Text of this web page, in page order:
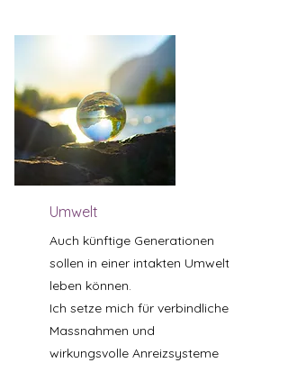
Umwelt
Auch künftige Generationen
sollen in einer intakten Umwelt
leben können.
Ich setze mich für verbindliche
Massnahmen und
wirkungsvolle Anreizsysteme